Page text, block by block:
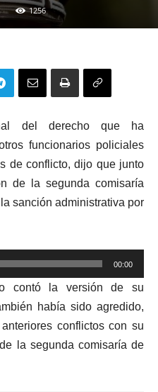
1256
del derecho que ha
funcionarios policiales
de conflicto, dijo que junto
de la segunda comisaría
sanción administrativa por
00:00
contó la versión de su
había sido agredido,
conflictos con su
la segunda comisaría de